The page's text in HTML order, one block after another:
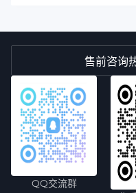
售前咨询
QQ交流群